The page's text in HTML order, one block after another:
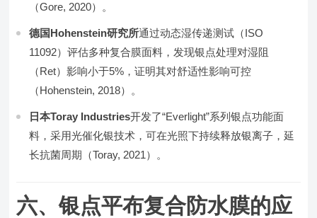
（Gore, 2020）。
德国Hohenstein研究所通过动态湿传递测试（ISO
11092）评估多种复合膜面料，发现银点处理对湿阻
（Ret）影响小于5%，证明其对舒适性影响可控
（Hohenstein, 2018）。
日本Toray Industries开发了“Everlight”系列银点功能面
料，采用光催化银技术，可在光照下持续释放银离子，延
长抗菌周期（Toray, 2021）。
六、银点平布复合防水膜的应